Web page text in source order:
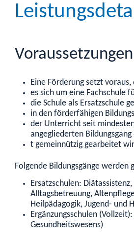
Voraussetzungen
Eine Förderung setzt voraus,
es sich um eine Fachschule
die Schule als Ersatzschule
in den förderfähigen
der Unterricht seit
angegliederten
t gemeinnützig gearbeitet
Folgende Bildungsgänge werden
Ersatzschulen:
Alltagsbetreuung,
Heilpädagogik, Jugend- und
Ergänzungsschulen
Gesundheitswesens)